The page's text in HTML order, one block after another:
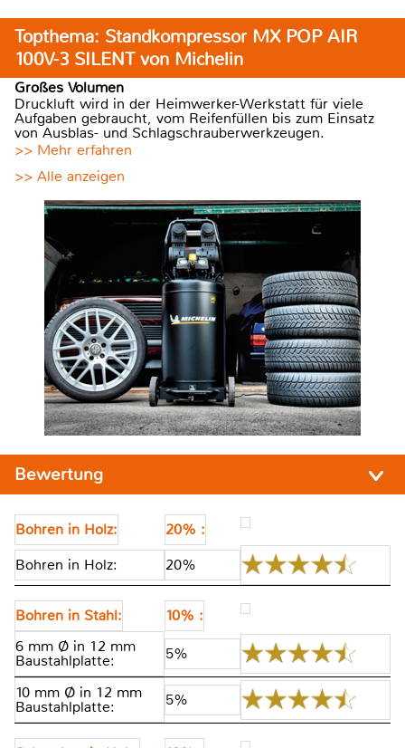
Topthema: Standkompressor MX POP AIR
100V-3 SILENT von Michelin
Großes Volumen
Druckluft wird in der Heimwerker-Werkstatt für viele
Aufgaben gebraucht, vom Reifenfüllen bis zum Einsatz
von Ausblas- und Schlagschrauberwerkzeugen.
>> Mehr erfahren
>> Alle anzeigen
Bewertung
Bohren in Holz:
20% :
Bohren in Holz:
20%
Bohren in Stahl:
10% :
6 mm Ø in 12 mm
Baustahlplatte: 5%
10 mm Ø in 12 mm
Baustahlplatte: 5%